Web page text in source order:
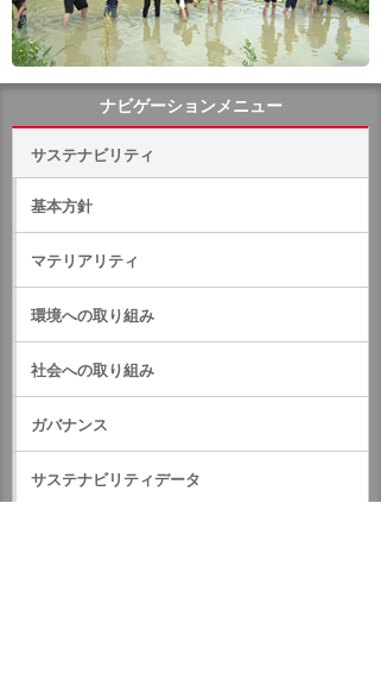
ナビゲーションメニュー
サステナビリティ
基本方針
マテリアリティ
環境への取り組み
社会への取り組み
ガバナンス
サステナビリティデータ